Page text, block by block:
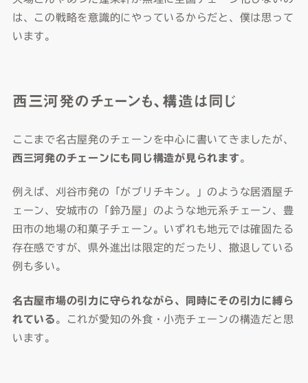
は、この戦略を意識的にやっているからだと、僕は思って
います。
西三河発のチェーンも、構造は同じ
ここまで名古屋発のチェーンを中心に書いてきましたが、
西三河発のチェーンにも同じ構造が見られます 。
例えば、刈谷市発の「がブリチキン。」のような居酒屋チ
ェーン、安城市の「鈴乃屋」のような地元系チェーン、豊
田市の地場の和菓子チェーン。いずれも地元では確固たる
存在感ですが、県外進出は限定的だったり、撤退している
例も多い。
名古屋市場の引力に守られながら、同時にその引力に縛ら
れている 。これが愛知の外食・小売チェーンの構造だと思
います。